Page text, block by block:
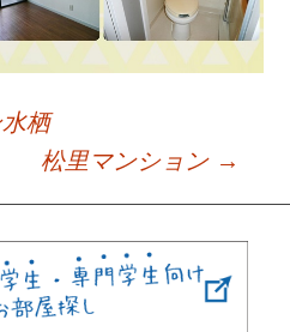
栖
松里マンション →